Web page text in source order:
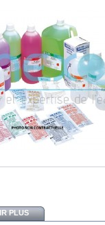
PLUS